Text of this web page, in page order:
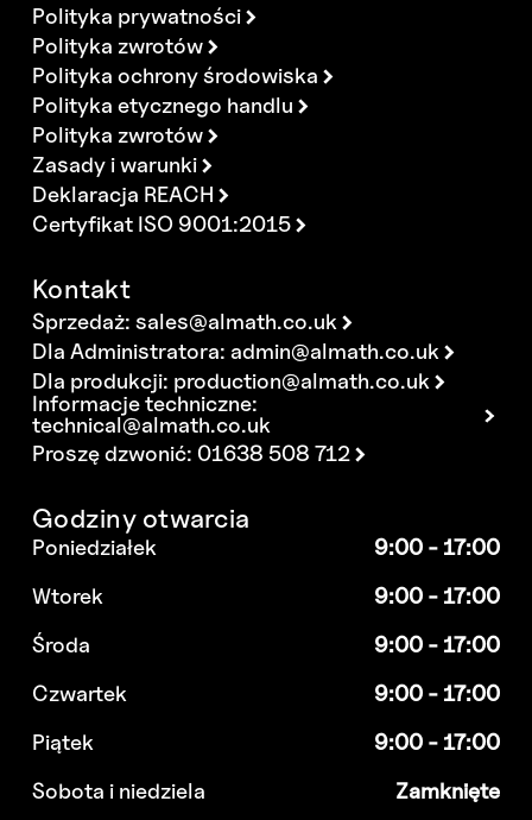
Polityka prywatności
Polityka zwrotów
Polityka ochrony środowiska
Polityka etycznego handlu
Polityka zwrotów
Zasady i warunki
Deklaracja REACH
Certyfikat ISO 9001:2015
Kontakt
Sprzedaż:sales@almath.co.uk
Dla Administratora: admin@almath.co.uk
Dla produkcji: production@almath.co.uk
Informacje techniczne:
technical@almath.co.uk
Proszę dzwonić: 01638 508 712
Godziny otwarcia
Poniedziałek
9:00 - 17:00
Wtorek
9:00 - 17:00
Środa
9:00 - 17:00
Czwartek
9:00 - 17:00
Piątek
9:00 - 17:00
Sobota i niedziela
Zamknięte